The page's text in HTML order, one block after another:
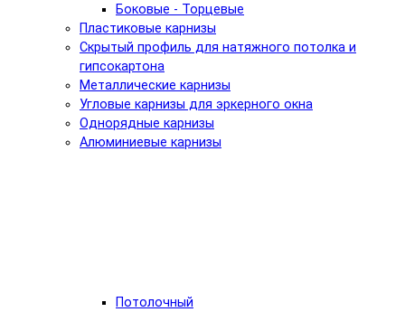
Боковые - Торцевые
Пластиковые карнизы
Скрытый профиль для натяжного потолка и
гипсокартона
Металлические карнизы
Угловые карнизы для эркерного окна
Однорядные карнизы
Алюминиевые карнизы
Потолочный